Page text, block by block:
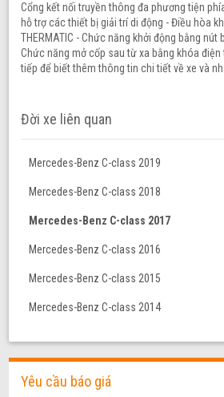
Cổng kết nối truyền thông đa phương tiện
hỗ trợ các thiết bị giải trí di động - Điều hòa
THERMATIC - Chức năng khởi động bằng nút
Chức năng mở cốp sau từ xa bằng khóa
tiếp để biết thêm thông tin chi tiết về xe và
Đời xe liên quan
Mercedes-Benz C-class 2019
Mercedes-Benz C-class 2018
Mercedes-Benz C-class 2017
Mercedes-Benz C-class 2016
Mercedes-Benz C-class 2015
Mercedes-Benz C-class 2014
Yêu cầu báo giá